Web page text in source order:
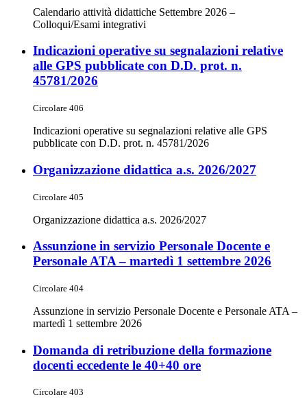
Calendario attività didattiche Settembre 2026 –
Colloqui/Esami integrativi
Indicazioni operative su segnalazioni relative
alle GPS pubblicate con D.D. prot. n.
45781/2026
Circolare 406
Indicazioni operative su segnalazioni relative alle GPS
pubblicate con D.D. prot. n. 45781/2026
Organizzazione didattica a.s. 2026/2027
Circolare 405
Organizzazione didattica a.s. 2026/2027
Assunzione in servizio Personale Docente e
Personale ATA – martedì 1 settembre 2026
Circolare 404
Assunzione in servizio Personale Docente e Personale ATA –
martedì 1 settembre 2026
Domanda di retribuzione della formazione
docenti eccedente le 40+40 ore
Circolare 403